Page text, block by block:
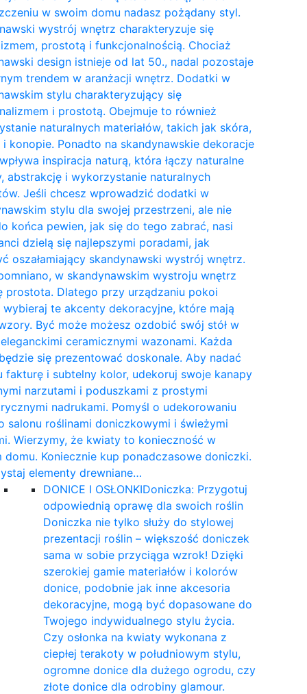
w swoim domu nadasz pożądany styl.
wystrój wnętrz charakteryzuje się
prostotą i funkcjonalnością. Chociaż
design istnieje od lat 50., nadal pozostaje
trendem w aranżacji wnętrz. Dodatki w
stylu charakteryzujący się
i prostotą. Obejmuje to również
naturalnych materiałów, takich jak skóra,
konopie. Ponadto na skandynawskie dekoracje
inspiracja naturą, która łączy naturalne
abstrakcję i wykorzystanie naturalnych
Jeśli chcesz wprowadzić dodatki w
stylu dla swojej przestrzeni, ale nie
końca pewien, jak się do tego zabrać, nasi
dzielą się najlepszymi poradami, jak
oszałamiający skandynawski wystrój wnętrz.
w skandynawskim wystroju wnętrz
prostota. Dlatego przy urządzaniu pokoi
wybieraj te akcenty dekoracyjne, które mają
Być może możesz ozdobić swój stół w
ceramicznymi wazonami. Każda
się prezentować doskonale. Aby nadać
fakturę i subtelny kolor, udekoruj swoje kanapy
narzutami i poduszkami z prostymi
nadrukami. Pomyśl o udekorowaniu
salonu roślinami doniczkowymi i świeżymi
Wierzymy, że kwiaty to konieczność w
domu. Koniecznie kup ponadczasowe doniczki.
elementy drewniane…
DONICE I OSŁONKIDoniczka: Przygotuj
odpowiednią oprawę dla swoich roślin
Doniczka nie tylko służy do stylowej
prezentacji roślin – większość doniczek
sama w sobie przyciąga wzrok! Dzięki
szerokiej gamie materiałów i kolorów
donice, podobnie jak inne akcesoria
dekoracyjne, mogą być dopasowane do
Twojego indywidualnego stylu życia.
Czy osłonka na kwiaty wykonana z
ciepłej terakoty w południowym stylu,
ogromne donice dla dużego ogrodu, czy
złote donice dla odrobiny glamour.